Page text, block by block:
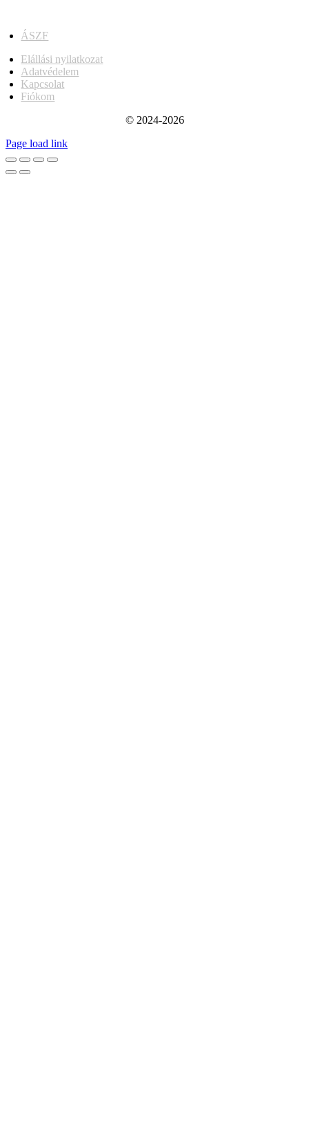
ÁSZF
Elállási nyilatkozat
Adatvédelem
Kapcsolat
Fiókom
© 2024-2026
Page load link